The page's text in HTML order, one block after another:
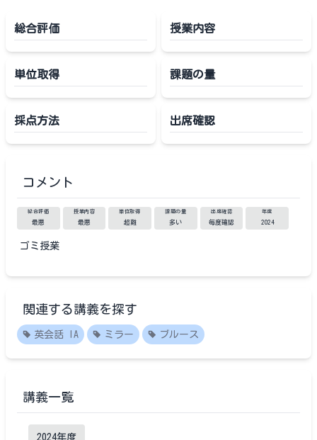
総合評価 授業内容
単位取得 課題の量
採点方法 出席確認
コメント
総合評価
最悪
授業内容
最悪
単位取得
超難
課題の量
多い
出席確認
毎度確認
年度
2024
ゴミ授業
関連する講義を探す
英会話 IA ミラー ブルース
講義一覧
2024年度